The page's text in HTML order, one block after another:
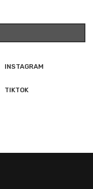
INSTAGRAM
TIKTOK